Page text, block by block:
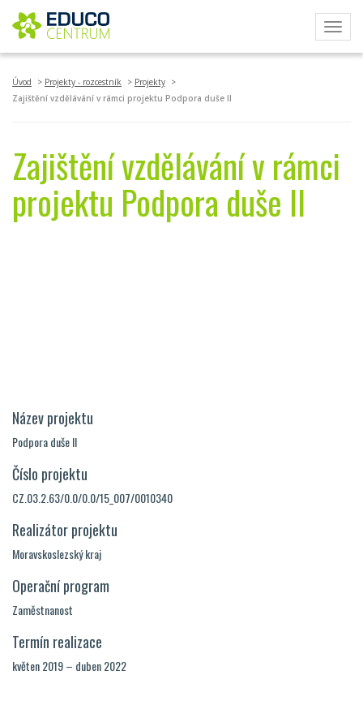
Úvod Projekty - rozcestník
Projekty
Zajištění vzdělávání v rámci projektu Podpora duše II
Zajištění vzdělávání v rámci
projektu Podpora duše II
Název projektu
Podpora duše II
Číslo projektu
CZ.03.2.63/0.0/0.0/15_007/0010340
Realizátor projektu
Moravskoslezský kraj
Operační program
Zaměstnanost
Termín realizace
květen 2019 – duben 2022